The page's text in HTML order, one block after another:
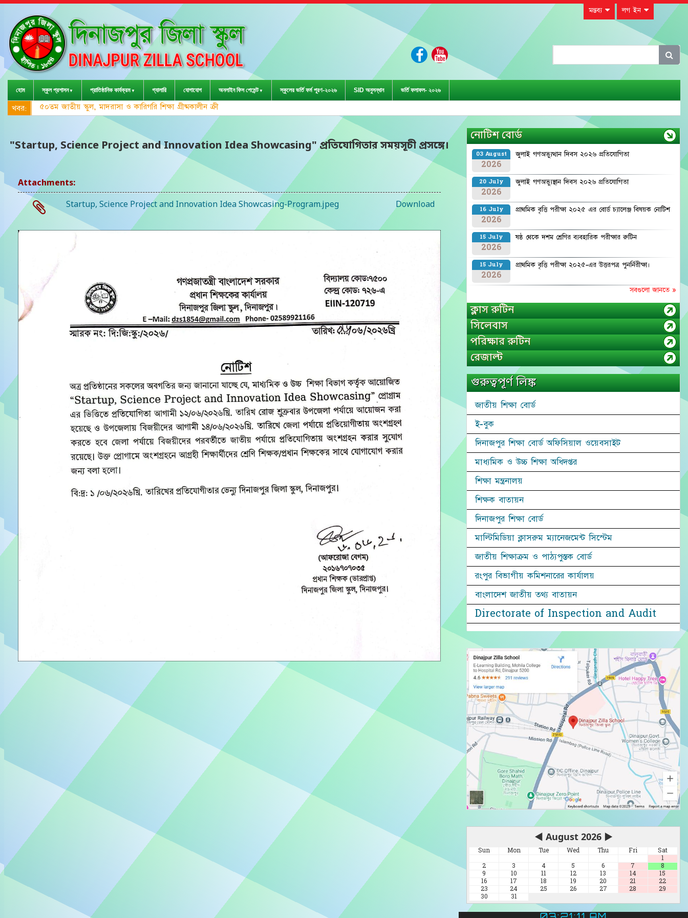
মন্তব্য লগ ইন
হোম স্কুল প্রশাসন প্রাতিষ্ঠানিক কার্যক্রম গ্যালারি যোগাযোগ অনলাইন ফিস পেমেন্ট স্কুলের ভর্তি ফর্ম পূরণ-২০২৬ SID অনুসন্ধান ভর্তি ফলাফল- ২০২৬
খবর: ৫০তম জাতীয় স্কুল, মাদরাসা ও কারিগরি শিক্ষা গ্রীষ্মকালীন ক্রীড়া প্রতিযোগিতা-২০২৩ এ জেলা
"Startup, Science Project and Innovation Idea Showcasing" প্রতিযোগিতার সময়সূচী প্রসঙ্গে।
Attachments:
Startup, Science Project and Innovation Idea Showcasing-Program.jpeg
Download
নোটিশ বোর্ড
03 August
2026
জুলাই গণঅভ্যুত্থান দিবস ২০২৬ প্রতিযোগিতা
20 July
2026
জুলাই গণঅভ্যুস্থান দিবস ২০২৬ প্রতিযোগিতা
16 July
2026
প্রাথমিক বৃত্তি পরীক্ষা ২০২৫ এর বোর্ড চ্যালেঞ্জ বিষয়ক নোটিশ
15 July
2026
ষষ্ঠ থেকে দশম শ্রেণির ব্যবহারিক পরীক্ষার রুটিন
15 July
2026
প্রাথমিক বৃত্তি পরীক্ষা ২০২৫-এর উত্তরপত্র পুনর্নিরীক্ষা।
সবগুলো জানতে »
ক্লাস রুটিন
সিলেবাস
পরিক্ষার রুটিন
রেজাল্ট
গুরুত্বপূর্ণ লিঙ্ক
জাতীয় শিক্ষা বোর্ড
ই-বুক
দিনাজপুর শিক্ষা বোর্ড অফিসিয়াল ওয়েবসাইট
মাধ্যমিক ও উচ্চ শিক্ষা অধিদপ্তর
শিক্ষা মন্ত্রনালয়
শিক্ষক বাতায়ন
দিনাজপুর শিক্ষা বোর্ড
মাল্টিমিডিয়া ক্লাসরুম ম্যানেজমেন্ট সিস্টেম
জাতীয় শিক্ষাক্রম ও পাঠ্যপুস্তক বোর্ড
রংপুর বিভাগীয় কমিশনারের কার্যালয়
বাংলাদেশ জাতীয় তথ্য বাতায়ন
Directorate of Inspection and Audit
◀ August 2026 ▶
Sun Mon Tue Wed Thu Fri
Sat
1
2
3 4 5 6 7
8
9
10 11 12 13 14
15
16
17 18 19 20 21
22
23
24 25 26 27 28
29
30
31